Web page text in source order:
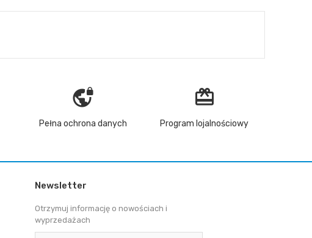
vpn_lock
Pełna ochrona danych
redeem
Program lojalnościowy
Newsletter
Otrzymuj informację o nowościach i
wyprzedażach